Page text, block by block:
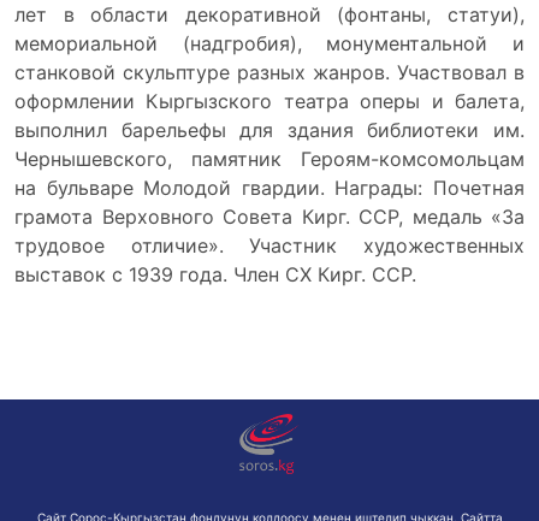
лет в области декоративной (фонтаны, статуи),
мемориальной (надгробия), монументальной и
станковой скульптуре разных жанров. Участвовал в
оформлении Кыргызского театра оперы и балета,
выполнил барельефы для здания библиотеки им.
Чернышевского, памятник Героям-комсомольцам
на бульваре Молодой гвардии. Награды: Почетная
грамота Верховного Совета Кирг. ССР, медаль «За
трудовое отличие». Участник художественных
выставок с 1939 года. Член СХ Кирг. ССР.
Сайт Сорос-Кыргызстан фондунун колдоосу менен иштелип чыккан. Сайтта